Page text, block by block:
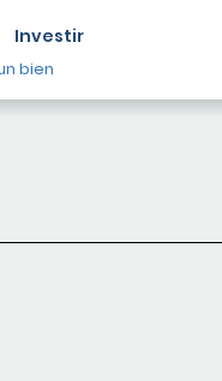
Investir
bien